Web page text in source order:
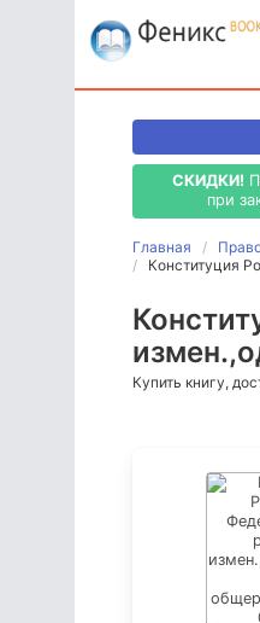
СКИДКИ!
при
Главная
Конституция
Купить книгу,